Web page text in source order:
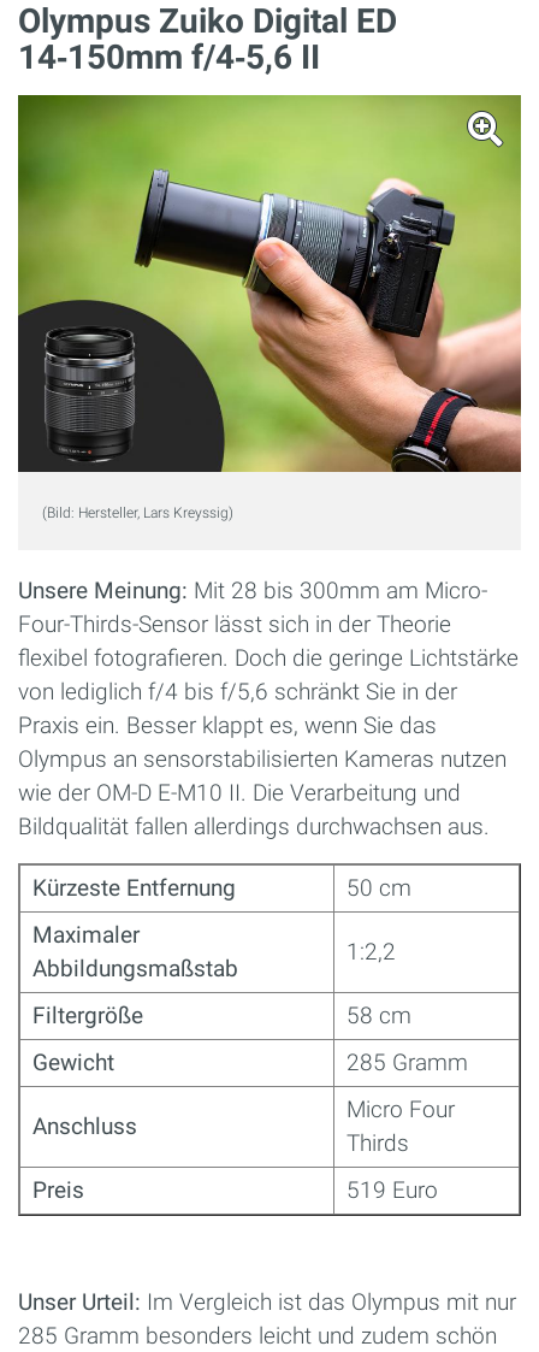
Olympus Zuiko Digital ED
14‑150mm f/4‑5,6 II
(Bild: Hersteller, Lars Kreyssig)
Unsere Meinung: Mit 28 bis 300mm am Micro-
Four-Thirds-Sensor lässt sich in der Theorie
flexibel fotografieren. Doch die geringe Lichtstärke
von lediglich f/4 bis f/5,6 schränkt Sie in der
Praxis ein. Besser klappt es, wenn Sie das
Olympus an sensorstabilisierten Kameras nutzen
wie der OM-D E-M10 II. Die Verarbeitung und
Bildqualität fallen allerdings durchwachsen aus.
Kürzeste Entfernung
50 cm
Maximaler
Abbildungsmaßstab
1:2,2
Filtergröße
58 cm
Gewicht
285 Gramm
Anschluss
Micro Four
Thirds
Preis
519 Euro
Unser Urteil: Im Vergleich ist das Olympus mit nur
285 Gramm besonders leicht und zudem schön